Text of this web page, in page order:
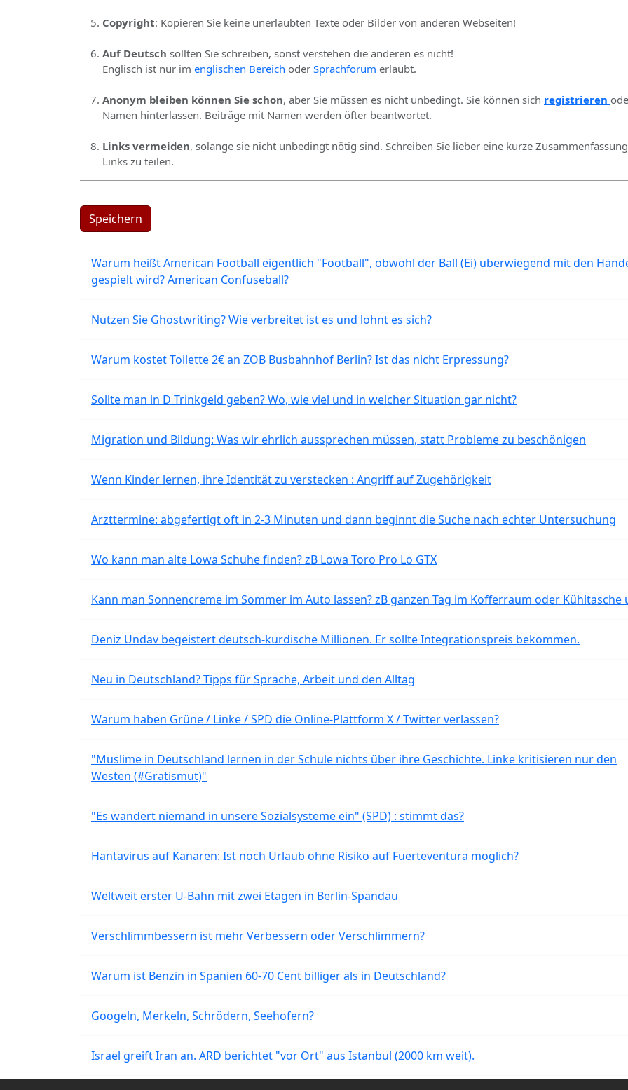
Copyright: Kopieren Sie keine unerlaubten Texte oder Bilder von anderen Webseiten!
Auf Deutsch sollten Sie schreiben, sonst verstehen die anderen es nicht!
Englisch ist nur im englischen Bereich oder Sprachforum erlaubt.
Anonym bleiben können Sie schon, aber Sie müssen es nicht unbedingt. Sie können sich registrieren
Namen hinterlassen. Beiträge mit Namen werden öfter beantwortet.
Links vermeiden, solange sie nicht unbedingt nötig sind. Schreiben Sie lieber eine kurze
Links zu teilen.
Speichern
Warum heißt American Football eigentlich "Football", obwohl der Ball (Ei) überwiegend mit den
gespielt wird? American Confuseball?
Nutzen Sie Ghostwriting? Wie verbreitet ist es und lohnt es sich?
Warum kostet Toilette 2€ an ZOB Busbahnhof Berlin? Ist das nicht Erpressung?
Sollte man in D Trinkgeld geben? Wo, wie viel und in welcher Situation gar nicht?
Migration und Bildung: Was wir ehrlich aussprechen müssen, statt Probleme zu beschönigen
Wenn Kinder lernen, ihre Identität zu verstecken : Angriff auf Zugehörigkeit
Arzttermine: abgefertigt oft in 2-3 Minuten und dann beginnt die Suche nach echter Untersuchung
Wo kann man alte Lowa Schuhe finden? zB Lowa Toro Pro Lo GTX
Kann man Sonnencreme im Sommer im Auto lassen? zB ganzen Tag im Kofferraum oder Kühltasche
Deniz Undav begeistert deutsch-kurdische Millionen. Er sollte Integrationspreis bekommen.
Neu in Deutschland? Tipps für Sprache, Arbeit und den Alltag
Warum haben Grüne / Linke / SPD die Online-Plattform X / Twitter verlassen?
"Muslime in Deutschland lernen in der Schule nichts über ihre Geschichte. Linke kritisieren nur den
Westen (#Gratismut)"
"Es wandert niemand in unsere Sozialsysteme ein" (SPD) : stimmt das?
Hantavirus auf Kanaren: Ist noch Urlaub ohne Risiko auf Fuerteventura möglich?
Weltweit erster U-Bahn mit zwei Etagen in Berlin-Spandau
Verschlimmbessern ist mehr Verbessern oder Verschlimmern?
Warum ist Benzin in Spanien 60-70 Cent billiger als in Deutschland?
Googeln, Merkeln, Schrödern, Seehofern?
Israel greift Iran an. ARD berichtet "vor Ort" aus Istanbul (2000 km weit).